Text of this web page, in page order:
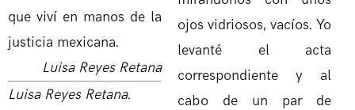
que viví en manos de la
justicia mexicana.
Luisa Reyes Retana
Luisa Reyes Retana.
ojos vidriosos, vacíos. Yo
levanté el acta
correspondiente y al
cabo de un par de